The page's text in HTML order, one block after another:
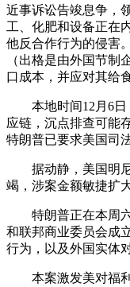
近事诉讼告竣息争，
工、化肥和设备正在
他反合作行为的侵害
（出格是由外国节制
口成本，并应对其给
本地时间12月6日
应链，沉点排查可能
特朗普已要求美国司
据动静，美国明尼
竭，涉案金额敏捷扩
特朗普正在本周六
和联邦商业委员会成
行为，以及外国实体
本案激发美对福利